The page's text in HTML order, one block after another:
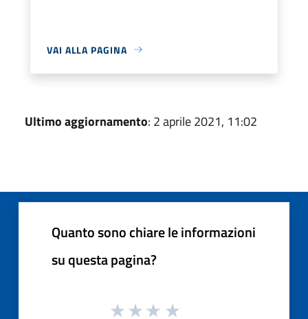
VAI ALLA PAGINA
Ultimo aggiornamento: 2 aprile 2021, 11:02
Quanto sono chiare le informazioni
su questa pagina?